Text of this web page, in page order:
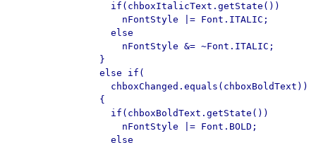
  if(chboxItalicText.getState())
    nFontStyle |= Font.ITALIC;
  else
    nFontStyle &= ~Font.ITALIC;
}
else if(
  chboxChanged.equals(chboxBoldText))
{
  if(chboxBoldText.getState())
    nFontStyle |= Font.BOLD;
  else